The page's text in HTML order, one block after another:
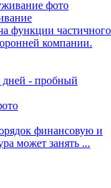
функции частичного
компании.
дней - пробный
финансовую и
может занять ...